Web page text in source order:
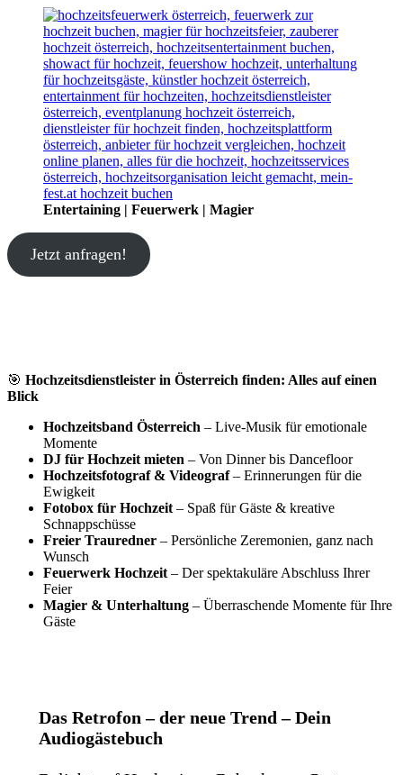
Entertaining | Feuerwerk | Magier
Jetzt anfragen!
🎯 Hochzeitsdienstleister in Österreich finden: Alles auf einen
Blick
Hochzeitsband Österreich – Live-Musik für emotionale
Momente
DJ für Hochzeit mieten – Von Dinner bis Dancefloor
Hochzeitsfotograf & Videograf– Erinnerungen für die
Ewigkeit
Fotobox für Hochzeit – Spaß für Gäste & kreative
Schnappschüsse
Freier Trauredner – Persönliche Zeremonien, ganz nach
Wunsch
Feuerwerk Hochzeit – Der spektakuläre Abschluss Ihrer
Feier
Magier & Unterhaltung – Überraschende Momente für Ihre
Gäste
Das Retrofon – der neue Trend – Dein
Audiogästebuch